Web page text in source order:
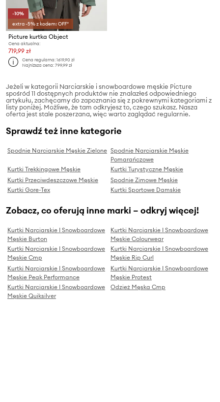
-10%
extra -5% z kodem: OFF*
Picture kurtka Object
Cena aktualna:
719,99 zł
Cena regularna:1619,90 zł
Najniższa cena:799,99 zł
Jeżeli w kategorii Narciarskie i snowboardowe męskie Picture
spośród 11 dostępnych produktów nie znalazłeś odpowiedniego
artykułu, zachęcamy do zapoznania się z pokrewnymi kategoriami z
listy poniżej. Możliwe, że tam odkryjesz to, czego szukasz. Nasza
oferta jest stale poszerzana, więc warto zaglądać regularnie.
Sprawdź też inne kategorie
Spodnie Narciarskie Męskie Zielone Spodnie Narciarskie Męskie
Pomarańczowe
Kurtki Trekkingowe Męskie
Kurtki Turystyczne Męskie
Kurtki Przeciwdeszczowe Męskie
Spodnie Zimowe Męskie
Kurtki Gore-Tex
Kurtki Sportowe Damskie
Zobacz, co oferują inne marki – odkryj więcej!
Kurtki Narciarskie I Snowboardowe
Męskie Burton
Kurtki Narciarskie I Snowboardowe
Męskie Colourwear
Kurtki Narciarskie I Snowboardowe
Męskie Cmp
Kurtki Narciarskie I Snowboardowe
Męskie Rip Curl
Kurtki Narciarskie I Snowboardowe
Męskie Peak Performance
Kurtki Narciarskie I Snowboardowe
Męskie Protest
Kurtki Narciarskie I Snowboardowe
Męskie Quiksilver
Odzież Męska Cmp